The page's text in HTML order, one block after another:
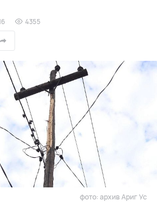
4355
фото: архив Ариг Ус